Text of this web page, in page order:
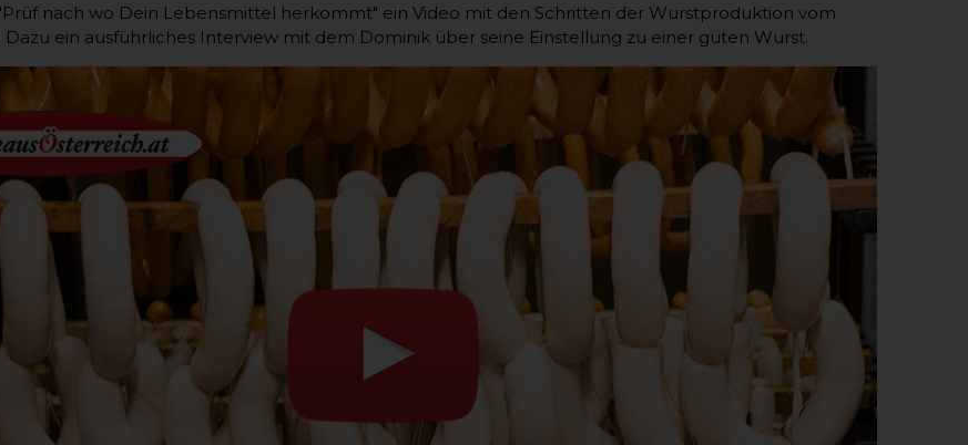
nach wo Dein Lebensmittel herkommt" ein Video mit den Schritten der Wurstproduktion vom
Dazu ein ausführliches Interview mit dem Dominik über seine Einstellung zu einer guten Wurst.